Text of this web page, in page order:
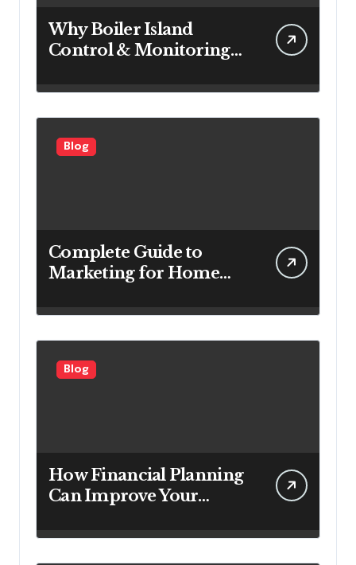
Why Boiler Island
Control & Monitoring
for Power Generation
Blog
Complete Guide to
Marketing for Home
Looking to Attract More
Blog
How Financial Planning
Can Improve Your